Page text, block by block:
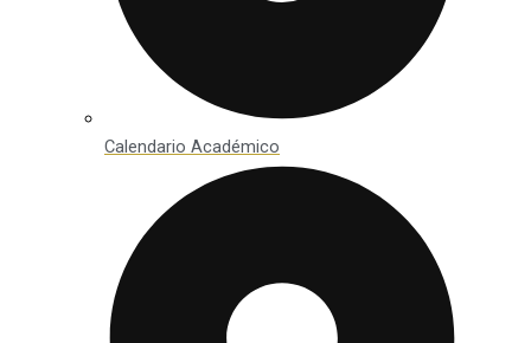
Calendario Académico